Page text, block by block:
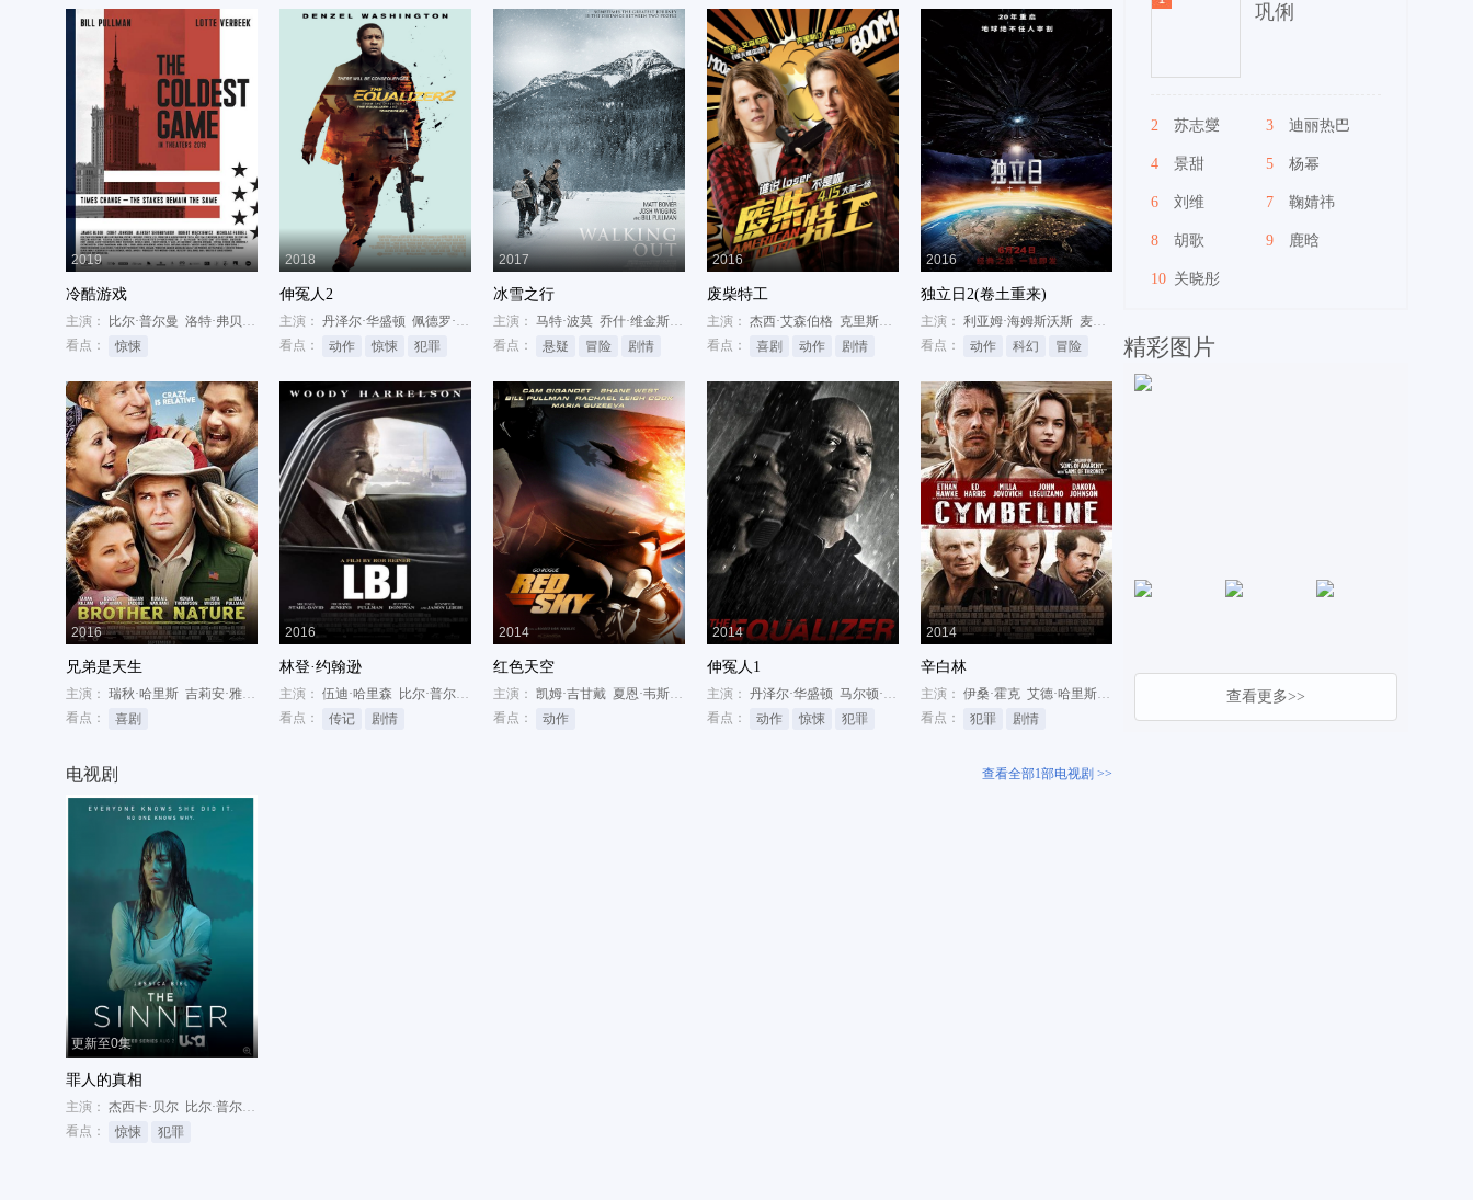
2019
冷酷游戏
主演： 比尔·普尔曼 洛特·弗贝克
尼古拉斯·法瑞尔
看点：
惊悚
2018
伸冤人2
主演： 丹泽尔·华盛顿 佩德罗·帕斯卡
艾什顿·桑德斯
看点：
动作 惊悚 犯罪
2017
冰雪之行
主演： 马特·波莫 乔什·维金斯 莉莉·格莱斯顿
看点：
悬疑 冒险 剧情
2016
废柴特工
主演： 杰西·艾森伯格 克里斯汀·斯图尔特
沃尔顿·戈金斯
看点：
喜剧 动作 剧情
2016
独立日2(卷土重来)
主演： 利亚姆·海姆斯沃斯 麦卡·梦露
看点：
动作 科幻 冒险
2016
兄弟是天生
主演： 瑞秋·哈里斯 吉莉安·雅各布斯
比尔·普尔曼
看点：
喜剧
2016
林登·约翰逊
主演： 伍迪·哈里森 比尔·普尔曼
詹妮弗·杰森·李
看点：
传记 剧情
2014
红色天空
主演： 凯姆·吉甘戴 夏恩·韦斯特
比尔·普尔曼
看点：
动作
2014
伸冤人1
主演： 丹泽尔·华盛顿 马尔顿·索克斯
科洛·莫瑞兹
看点：
动作 惊悚 犯罪
2014
辛白林
主演： 伊桑·霍克 艾德·哈里斯 米拉·乔沃维奇
看点：
犯罪 剧情
电视剧 查看全部1部电视剧 >>
更新至0集
罪人的真相
主演： 杰西卡·贝尔 比尔·普尔曼
看点：
惊悚 犯罪
巩俐
2 苏志燮 3 迪丽热巴
4 景甜 5 杨幂
6 刘维 7 鞠婧祎
8 胡歌 9 鹿晗
10 关晓彤
精彩图片
查看更多>>